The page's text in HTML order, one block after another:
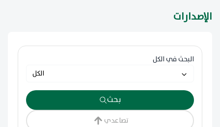
الإصدارات
البحث في الكل
الكل
بحث
تصاعدي